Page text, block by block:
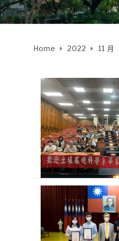
Home 2022 11 月